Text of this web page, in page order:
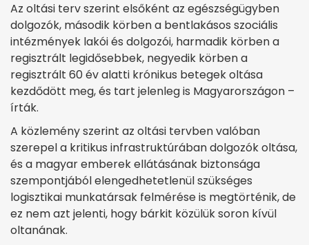
Az oltási terv szerint elsőként az egészségügyben
dolgozók, második körben a bentlakásos szociális
intézmények lakói és dolgozói, harmadik körben a
regisztrált legidősebbek, negyedik körben a
regisztrált 60 év alatti krónikus betegek oltása
kezdődött meg, és tart jelenleg is Magyarországon –
írták.
A közlemény szerint az oltási tervben valóban
szerepel a kritikus infrastruktúrában dolgozók oltása,
és a magyar emberek ellátásának biztonsága
szempontjából elengedhetetlenül szükséges
logisztikai munkatársak felmérése is megtörténik, de
ez nem azt jelenti, hogy bárkit közülük soron kívül
oltanának.